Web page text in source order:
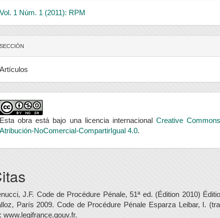
Vol. 1 Núm. 1 (2011): RPM
SECCIÓN
Artículos
Esta obra está bajo una licencia internacional Creative Commons
Atribución-NoComercial-CompartirIgual 4.0.
J.F. Code de Procédure Pénale, 51ª ed. (Édition 2010)
París 2009. Code de Procédure Pénale Esparza Leibar, I.
www.legifrance.gouv.fr.